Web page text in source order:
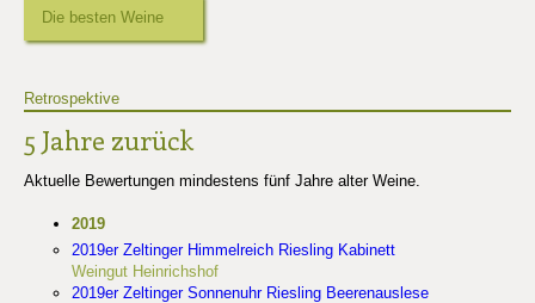
Die besten Weine
Retrospektive
5 Jahre zurück
Aktuelle Bewertungen mindestens fünf Jahre alter Weine.
2019
2019er Zeltinger Himmelreich Riesling Kabinett
Weingut Heinrichshof
2019er Zeltinger Sonnenuhr Riesling Beerenauslese